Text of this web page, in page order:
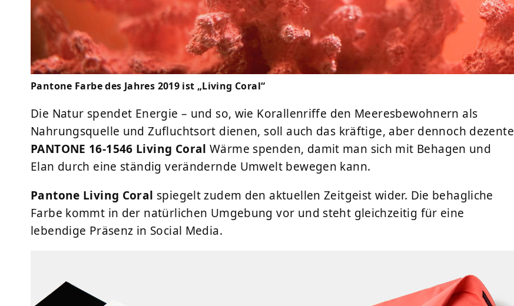
Pantone Farbe des Jahres 2019 ist „Living Coral“
Die Natur spendet Energie – und so, wie Korallenriffe den Meeresbewohnern als
Nahrungsquelle und Zufluchtsort dienen, soll auch das kräftige, aber dennoch dezente
PANTONE 16-1546 Living Coral Wärme spenden, damit man sich mit Behagen und
Elan durch eine ständig verändernde Umwelt bewegen kann.
Pantone Living Coral spiegelt zudem den aktuellen Zeitgeist wider. Die behagliche
Farbe kommt in der natürlichen Umgebung vor und steht gleichzeitig für eine
lebendige Präsenz in Social Media.